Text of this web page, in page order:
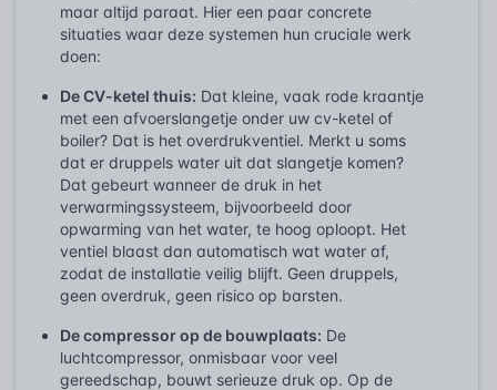
maar altijd paraat. Hier een paar concrete
situaties waar deze systemen hun cruciale werk
doen:
De CV-ketel thuis: Dat kleine, vaak rode kraantje
met een afvoerslangetje onder uw cv-ketel of
boiler? Dat is het overdrukventiel. Merkt u soms
dat er druppels water uit dat slangetje komen?
Dat gebeurt wanneer de druk in het
verwarmingssysteem, bijvoorbeeld door
opwarming van het water, te hoog oploopt. Het
ventiel blaast dan automatisch wat water af,
zodat de installatie veilig blijft. Geen druppels,
geen overdruk, geen risico op barsten.
De compressor op de bouwplaats: De
luchtcompressor, onmisbaar voor veel
gereedschap, bouwt serieuze druk op. Op de